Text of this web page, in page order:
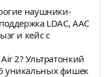
наушники-
LDAC, AAC
и кейс с
2? Ультратонкий
уникальных фишек